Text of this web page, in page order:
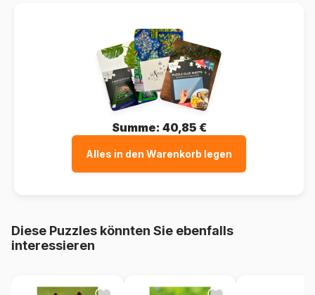
Summe: 40,85 €
Alles in den Warenkorb legen
Diese Puzzles könnten Sie ebenfalls
interessieren